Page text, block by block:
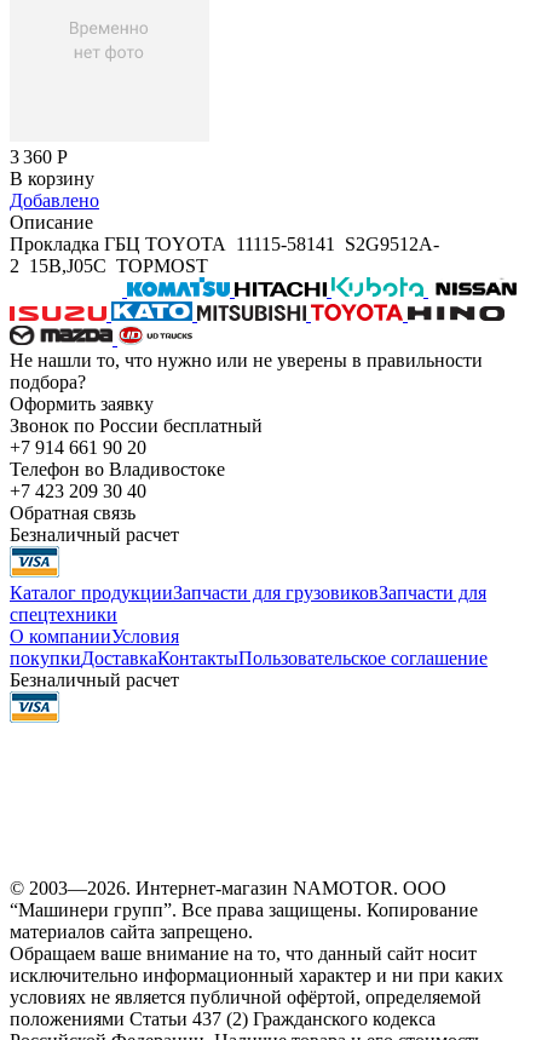
3 360 Р
В корзину
Добавлено
Описание
Прокладка ГБЦ TOYOTA 11115-58141 S2G9512A-
2 15B,J05C TOPMOST
Не нашли то, что нужно или не уверены в правильности
подбора?
Оформить заявку
Звонок по России бесплатный
+7 914 661 90 20
Телефон во Владивостоке
+7 423 209 30 40
Обратная связь
Безналичный расчет
Каталог продукцииЗапчасти для грузовиковЗапчасти для
спецтехники
О компанииУсловия
покупкиДоставкаКонтактыПользовательское соглашение
Безналичный расчет
© 2003—2026. Интернет-магазин NAMOTOR. ООО
“Машинери групп”. Все права защищены. Копирование
материалов сайта запрещено.
Обращаем ваше внимание на то, что данный сайт носит
исключительно информационный характер и ни при каких
условиях не является публичной офёртой, определяемой
положениями Статьи 437 (2) Гражданского кодекса